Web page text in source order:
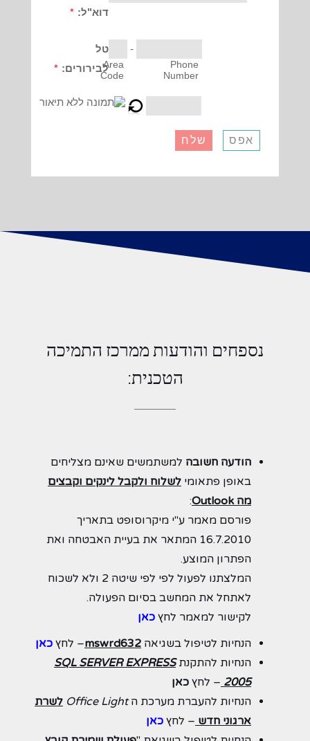
דוא"ל: *
טל
לבירורים: *
Area
Code
-
Phone
Number
שלח אפס
נספחים והודעות ממרכז התמיכה
הטכנית:
הודעה חשובה למשתמשים שאינם מצליחים
באופן פתאומי לשלוח ולקבל לינקים וקבצים
מה Outlook
:
פורסם מאמר ע"י מיקרוסופט בתאריך
16.7.2010 המתאר את בעיית האבטחה ואת
הפתרון המוצע.
המלצתנו לפעול לפי לפי שיטה 2 ולא לשכוח
לאתחל את המחשב בסיום הפעולה.
לקישור למאמר לחץ כאן
הנחיות לטיפול בשגיאה mswrd632– לחץ כאן
הנחיות להתקנתSQL SERVER EXPRESS
2005 – לחץ כאן
הנחיות להעברת מערכת הOffice Light לשרת
ארגוני חדש – לחץ כאן